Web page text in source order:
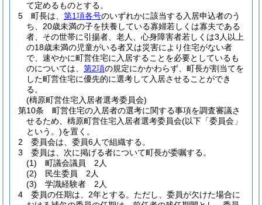
て定めるものとする。
5
町長は、 第1項各号のいずれかに該当する入居申込者のう
ち、20歳未満の子を扶養している寡婦若しくは寡夫である
者、その世帯に引揚者、老人、心身障害者若しくは3人以上
の18歳未満の児童がいる者又は災害により住宅がない者
で、速やかに町営住宅に入居することを必要としているも
のについては、 第2項の規定にかかわらず、町長が割当てを
した町営住宅に優先的に選考して入居させることができ
る。
(檮原町営住宅入居者選考委員会)
第10条
町営住宅の入居者の選考に関する事項を調査審議さ
せるため、檮原町営住宅入居者選考委員会(以下「委員会」
という。)を置く。
2
委員会は、委員6人で組織する。
3
委員は、次に掲げる者について町長が委嘱する。
(1)
町議会議員 2人
(2)
民生委員 2人
(3)
学識経験者 2人
4
委員の任期は、2年とする。 ただし、委員が欠けた場合に